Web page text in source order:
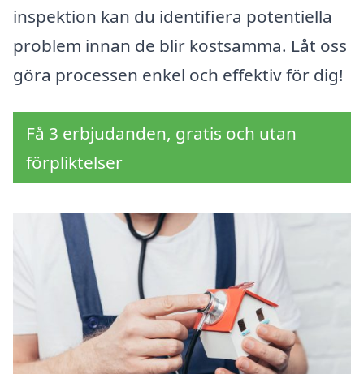
inspektion kan du identifiera potentiella
problem innan de blir kostsamma. Låt oss
göra processen enkel och effektiv för dig!
Få 3 erbjudanden, gratis och utan
förpliktelser